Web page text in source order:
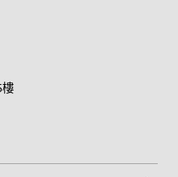
瀏覽器、瀏覽及點選資料記
考依據，此記錄為內部應
的問卷調查內容進行統計與
文字呈現，除供內部研究
說明文字，但不涉及特定個
蒐集目的以外之其他用途。
站相關產品、服務、活動或
樓